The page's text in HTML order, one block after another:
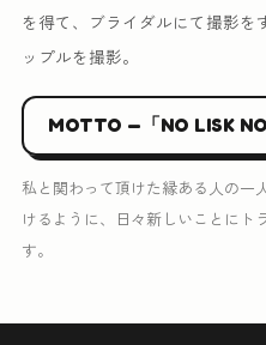
を得て、ブライダルにて撮影を
ップルを撮影。
MOTTO —「NO LISK NO
私と関わって頂けた縁ある人の一
けるように、日々新しいことにト
す。